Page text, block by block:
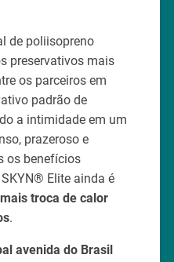
de poliisopreno
preservativos mais
os parceiros em
padrão de
a intimidade em um
prazeroso e
os benefícios
Elite ainda é
troca de calor
.
avenida do Brasil